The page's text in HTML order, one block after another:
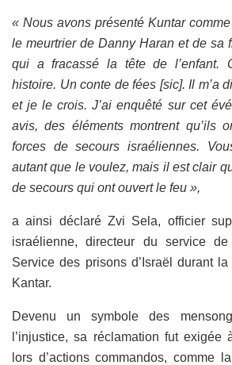
« Nous avons présenté Kuntar
le meurtrier de Danny Haran et de sa
qui a fracassé la tête de l’enfant.
histoire. Un conte de fées [sic]. Il m’a
et je le crois. J’ai enquêté sur cet
avis, des éléments montrent qu’ils
forces de secours israéliennes.
autant que le voulez, mais il est clair
de secours qui ont ouvert le feu »,
a ainsi déclaré Zvi Sela, officier
israélienne, directeur du service
Service des prisons d’Israël durant
Kantar.
Devenu un symbole des
l’injustice, sa réclamation fut exigée
lors d’actions commandos, comme